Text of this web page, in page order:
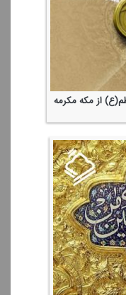
از مكه مكرمه